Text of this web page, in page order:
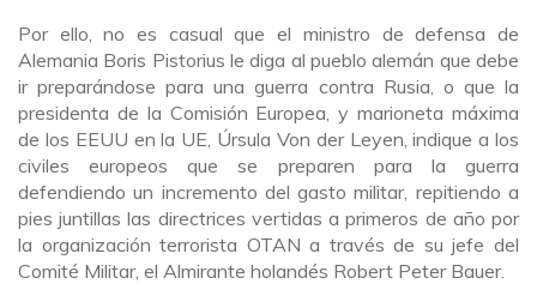
Por ello, no es casual que el ministro de defensa de
Alemania Boris Pistorius le diga al pueblo alemán que debe
ir preparándose para una guerra contra Rusia, o que la
presidenta de la Comisión Europea, y marioneta máxima
de los EEUU en la UE, Úrsula Von der Leyen, indique a los
civiles europeos que se preparen para la guerra
defendiendo un incremento del gasto militar, repitiendo a
pies juntillas las directrices vertidas a primeros de año por
la organización terrorista OTAN a través de su jefe del
Comité Militar, el Almirante holandés Robert Peter Bauer.